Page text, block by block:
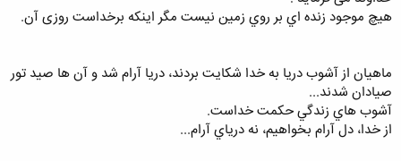
ﻫﻴﭻ ﻣﻮﺟﻮﺩ ﺯﻧﺪﻩ ﺍﻱ ﺑﺮ ﺭﻭﻱ ﺯﻣﻴﻦ ﻧﻴﺴﺖ ﻣﮕﺮ ﺍﻳﻨﻜﻪ ﺑﺮﺧﺪﺍست روزی آن.
ماهيان از آشوب دريا به خدا شكايت بردند، دريا آرام شد و آن ها صيد تور
صيادان شدند...
آشوب هاي زندگي حكمت خداست.
از خدا، دل آرام بخواهيم، نه درياي آرام...